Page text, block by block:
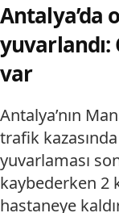
Antalya’da
yuvarlandı:
var
Antalya’nın
trafik
yuvarlaması
kaybederken 2
hastaneye